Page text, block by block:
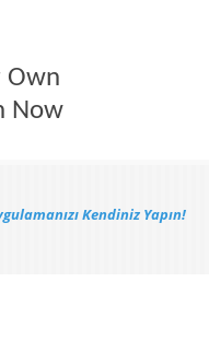
Own
Now
Kendiniz Yapın!